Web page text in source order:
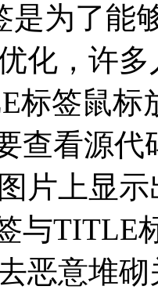
为了能够
化，许
标签鼠标
查看源
片上显
与TITLE
恶意堆